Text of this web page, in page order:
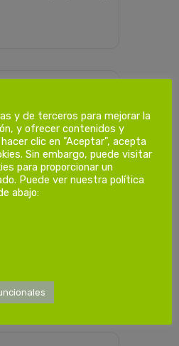
de
y de terceros para mejorar la
y ofrecer contenidos y
clic en "Aceptar", acepta
Sin embargo, puede visitar
para proporcionar un
Puede ver nuestra política
abajo: